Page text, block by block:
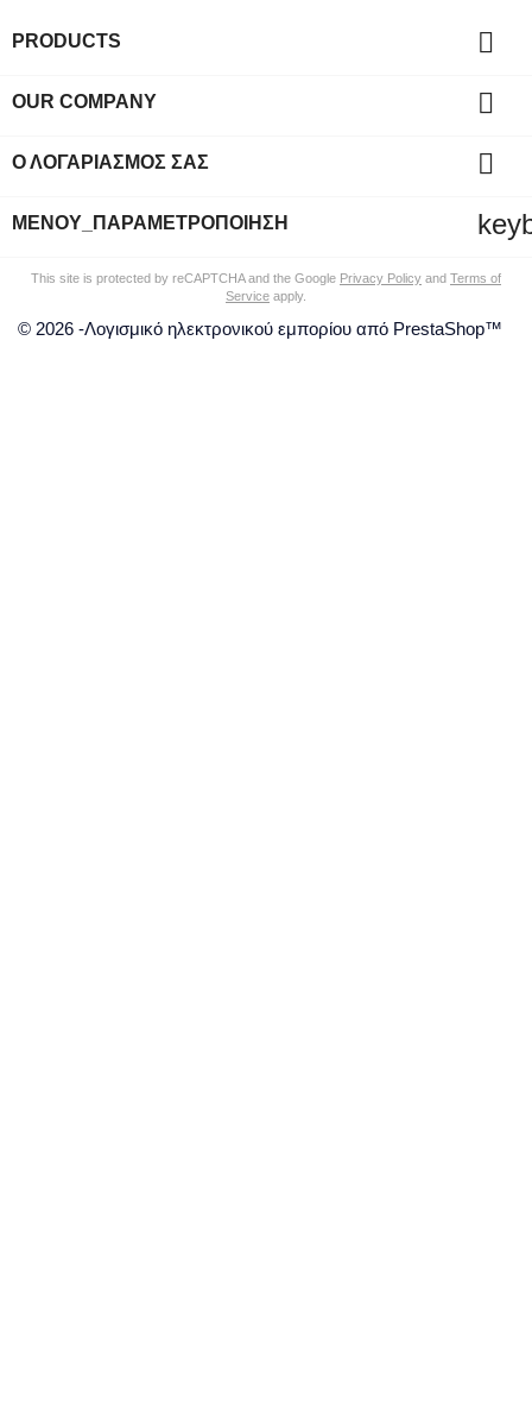
PRODUCTS 
OUR COMPANY 
Ο ΛΟΓΑΡΙΑΣΜΌΣ ΣΑΣ 
ΜΕΝΟΎ_ΠΑΡΑΜΕΤΡΟΠΟΊΗΣΗ
This site is protected by reCAPTCHA and the Google Privacy Policy and Terms of
Service apply.
© 2026 -Λογισμικό ηλεκτρονικού εμπορίου από PrestaShop™